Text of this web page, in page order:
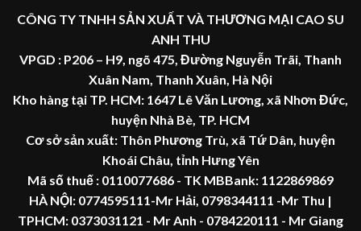
CÔNG TY TNHH SẢN XUẤT VÀ THƯƠNG MẠI CAO SU
ANH THU
VPGD : P206 – H9, ngõ 475, Đường Nguyễn Trãi, Thanh
Xuân Nam, Thanh Xuân, Hà Nội
Kho hàng tại TP. HCM: 1647 Lê Văn Lương, xã Nhơn Đức,
huyện Nhà Bè, TP. HCM
Cơ sở sản xuất: Thôn Phương Trù, xã Tứ Dân, huyện
Khoái Châu, tỉnh Hưng Yên
Mã số thuế : 0110077686 - TK MBBank: 1122869869
HÀ NỘI: 0774595111 -Mr Hải 0798344111 -Mr Thu |
TPHCM: 0373031121 - Mr Anh - 0784220111 - Mr Giang